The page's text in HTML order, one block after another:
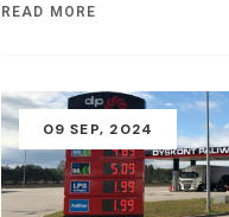
READ MORE
09 SEP, 2024